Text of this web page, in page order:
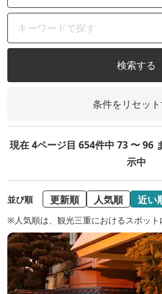
検索する
条件をリセッ
現在 4ページ目 654件中 73 〜 96
示中
並び順 更新順 人気順 近い
※人気順は、観光三重におけるスポッ